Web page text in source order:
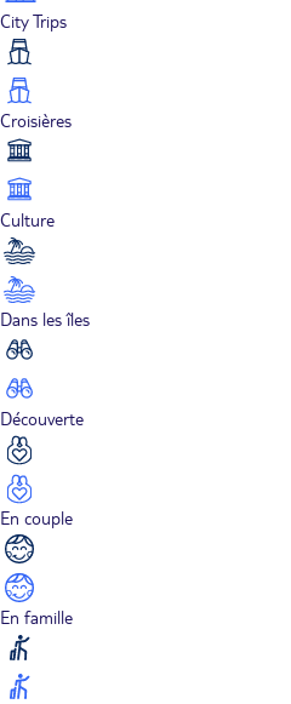
City Trips
Croisières
Culture
Dans les îles
Découverte
En couple
En famille